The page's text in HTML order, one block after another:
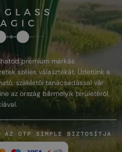
prémium márkás
széles választékát. Üzletünk a
szakértői tanácsadással vár
az ország bármelyik területéről,
AZ OTP SIMPLE BIZTOSÍTJA